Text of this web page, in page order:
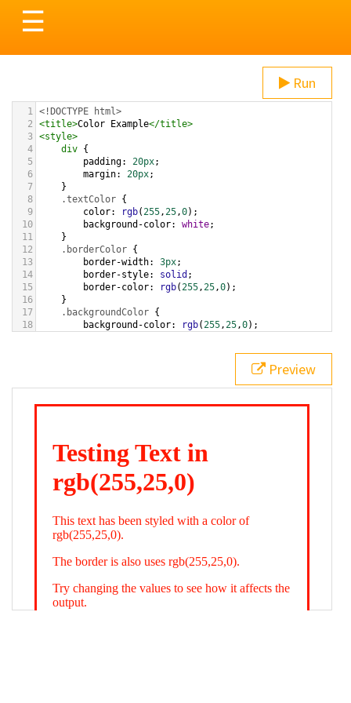
Toggle
navigation
☰
Run
1 <!DOCTYPE html>
2
<title>Color Example</title>
3 <style>
4
div {
5
padding: 20px;
6
margin: 20px;
7
}
8
.textColor {
9
color: rgb(255,25,0);
10
background-color: white;
11
}
12
.borderColor {
13
border-width: 3px;
14
border-style: solid ;
15
border-color: rgb(255,25,0);
16
}
17
.backgroundColor {
18
background-color: rgb(255,25,0);
bottom ,
white, rgb(255,25,0));
div class="textColor borderColor"
< h1>Testing Text in rgb(255,25,0)
Preview